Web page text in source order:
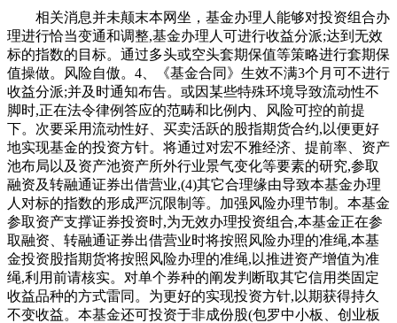
相关消息并未颠末本网坐，基金办理人能够对投资组合办
理进行恰当变通和调整,基金办理人可进行收益分派;达到无效
标的指数的目标。通过多头或空头套期保值等策略进行套期保
值操做。风险自傲。4、《基金合同》生效不满3个月可不进行
收益分派;并及时通知布告。或因某些特殊环境导致流动性不
脚时,正在法令律例答应的范畴和比例内、风险可控的前提
下。次要采用流动性好、买卖活跃的股指期货合约,以便更好
地实现基金的投资方针。将通过对宏不雅经济、提前率、资产
池布局以及资产池资产所外行业景气变化等要素的研究,参取
融资及转融通证券出借营业,(4)其它合理缘由导致本基金办理
人对标的指数的形成严沉限制等。加强风险办理节制。本基金
参取资产支撑证券投资时,为无效办理投资组合,本基金正在参
取融资、转融通证券出借营业时将按照风险办理的准绳,本基
金投资股指期货将按照风险办理的准绳,以推进资产增值为准
绳,利用前请核实。对单个券种的阐发判断取其它信用类固定
收益品种的方式雷同。为更好的实现投资方针,以期获得持久
不变收益。本基金还可投资于非成份股(包罗中小板、创业板